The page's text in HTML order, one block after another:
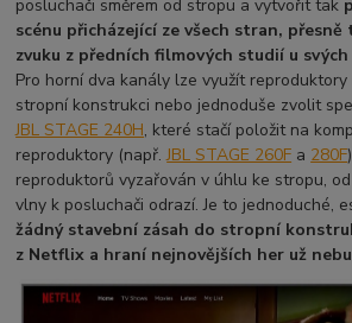
posluchači směrem od stropu a vytvořit tak
scénu přicházející ze všech stran,
zvuku z předních filmových studií u
Pro horní dva kanály lze využít
stropní konstrukci nebo jednoduše zvolit
JBL STAGE 240H, které stačí položit na
reproduktory (např.JBL STAGE 260F a 280F
reproduktorů vyzařován v úhlu ke stropu,
vlny k posluchači odrazí. Je to jednoduché,
žádný stavební zásah do stropní
z Netflix a hraní nejnovějších her už